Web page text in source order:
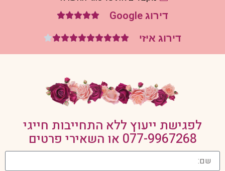
דירוג Google 




דירוג איזי 









לפגישת ייעוץ ללא התחייבות חייגי
077-9967268 או השאירי פרטים